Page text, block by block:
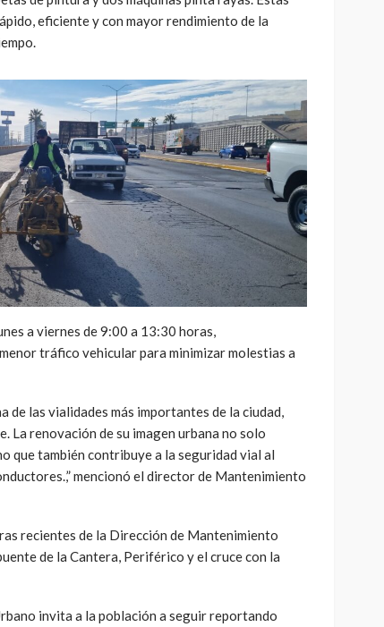
eficiente y con mayor rendimiento de la
a viernes de 9:00 a 13:30 horas,
tráfico vehicular para minimizar molestias a
de las vialidades más importantes de la ciudad,
La renovación de su imagen urbana no solo
que también contribuye a la seguridad vial al
mencionó el director de Mantenimiento
recientes de la Dirección de Mantenimiento
de la Cantera, Periférico y el cruce con la
invita a la población a seguir reportando